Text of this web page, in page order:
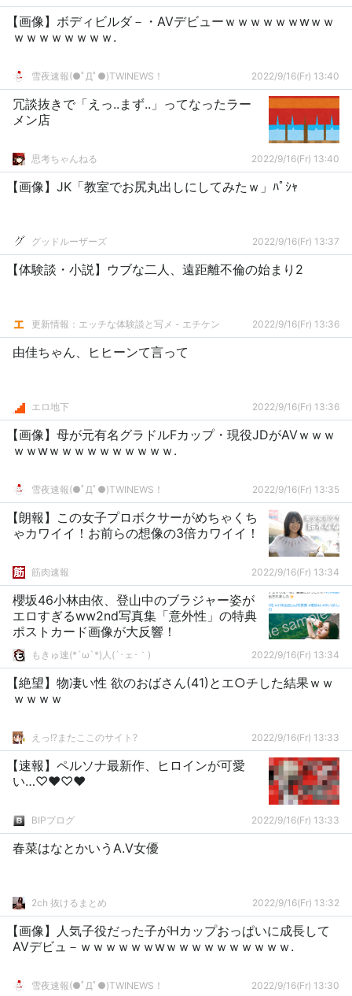
【画像】ボディビルダ－・AVデビューｗｗｗｗｗｗwｗｗ
ｗｗｗｗｗｗｗｗ.
雪夜速報(●ﾟДﾟ●)TWINEWS！ 2022/9/16(Fr) 13:40
冗談抜きで「えっ..まず..」ってなったラー
メン店
思考ちゃんねる 2022/9/16(Fr) 13:40
【画像】JK「教室でお尻丸出しにしてみたｗ」ﾊﾟｼｬ
グッドルーザーズ 2022/9/16(Fr) 13:37
【体験談・小説】ウブな二人、遠距離不倫の始まり2
更新情報：エッチな体験談と写メ - エチケン 2022/9/16(Fr) 13:36
由佳ちゃん、ヒヒーンて言って
エロ地下 2022/9/16(Fr) 13:36
【画像】母が元有名グラドルFカップ・現役JDがAVｗｗｗ
ｗｗwｗｗｗｗｗｗｗｗｗｗ.
雪夜速報(●ﾟДﾟ●)TWINEWS！ 2022/9/16(Fr) 13:35
【朗報】この女子プロボクサーがめちゃくち
ゃカワイイ！お前らの想像の3倍カワイイ！
筋肉速報 2022/9/16(Fr) 13:34
櫻坂46小林由依、登山中のブラジャー姿が
エロすぎるww2nd写真集「意外性」の特典
ポストカード画像が大反響！
もきゅ速(*´ω`*)人(´･ェ･｀) 2022/9/16(Fr) 13:34
【絶望】物凄い性 欲のおばさん(41)とエ○チした結果ｗｗ
ｗｗｗｗ
えっ!?またここのサイト? 2022/9/16(Fr) 13:33
【速報】ペルソナ最新作、ヒロインが可愛
い…♡♥♡♥
BIPブログ 2022/9/16(Fr) 13:33
春菜はなとかいうA.V女優
2ch 抜けるまとめ 2022/9/16(Fr) 13:32
【画像】人気子役だった子がHカップおっぱいに成長して
AVデビュ－ｗｗｗｗｗｗwｗｗｗｗｗｗｗｗｗｗ.
雪夜速報(●ﾟДﾟ●)TWINEWS！ 2022/9/16(Fr) 13:30